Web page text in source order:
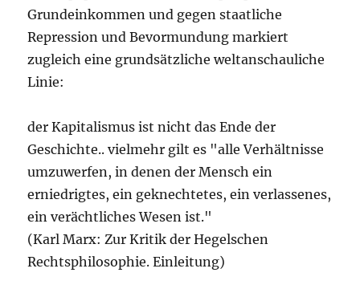
Grundeinkommen und gegen staatliche
Repression und Bevormundung markiert
zugleich eine grundsätzliche weltanschauliche
Linie:
der Kapitalismus ist nicht das Ende der
Geschichte.. vielmehr gilt es "alle Verhältnisse
umzuwerfen, in denen der Mensch ein
erniedrigtes, ein geknechtetes, ein verlassenes,
ein verächtliches Wesen ist."
(Karl Marx: Zur Kritik der Hegelschen
Rechtsphilosophie. Einleitung)